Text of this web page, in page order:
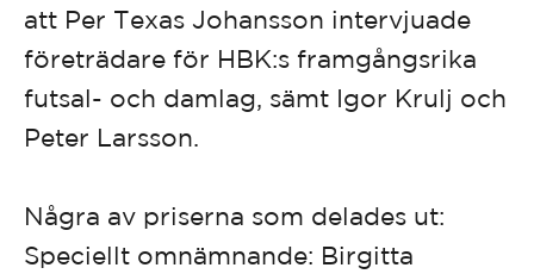
att Per Texas Johansson intervjuade
företrädare för HBK:s framgångsrika
futsal- och damlag, sämt Igor Krulj och
Peter Larsson.
Några av priserna som delades ut:
Speciellt omnämnande: Birgitta